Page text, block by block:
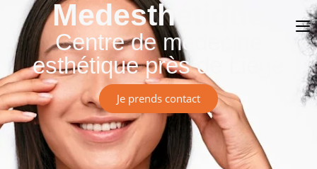
Medesthétique
Centre de médecine
esthétique près de Liège
Je prends contact